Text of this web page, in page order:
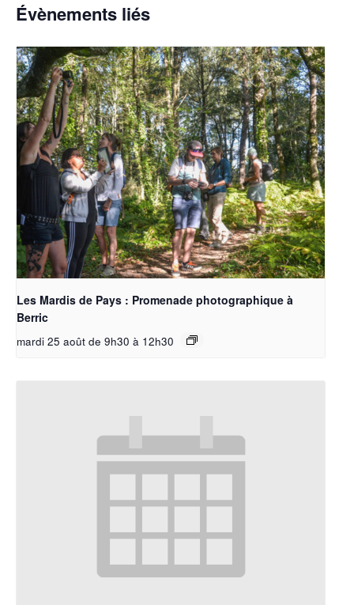
Évènements liés
Les Mardis de Pays : Promenade photographique à
Berric
mardi 25 août de 9h30 à 12h30